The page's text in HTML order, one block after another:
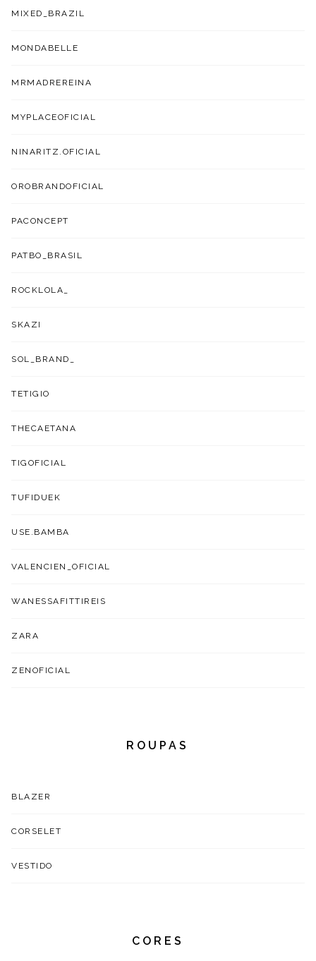
MIXED_BRAZIL
MONDABELLE
MRMADREREINA
MYPLACEOFICIAL
NINARITZ.OFICIAL
OROBRANDOFICIAL
PACONCEPT
PATBO_BRASIL
ROCKLOLA_
SKAZI
SOL_BRAND_
TETIGIO
THECAETANA
TIGOFICIAL
TUFIDUEK
USE.BAMBA
VALENCIEN_OFICIAL
WANESSAFITTIREIS
ZARA
ZENOFICIAL
ROUPAS
BLAZER
CORSELET
VESTIDO
CORES